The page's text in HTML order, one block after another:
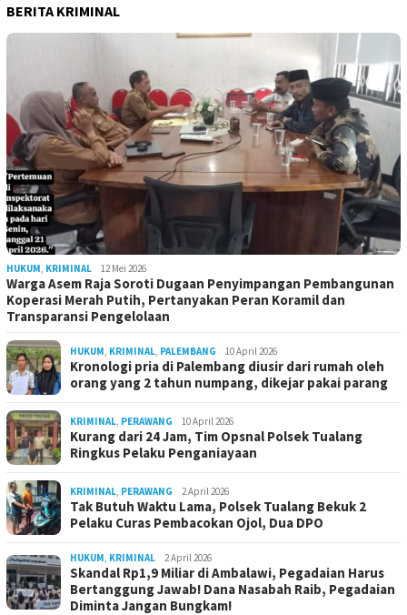
BERITA KRIMINAL
HUKUM, KRIMINAL 12 Mei 2026
Warga Asem Raja Soroti Dugaan Penyimpangan Pembangunan
Koperasi Merah Putih, Pertanyakan Peran Koramil dan
Transparansi Pengelolaan
HUKUM, KRIMINAL, PALEMBANG 10 April 2026
Kronologi pria di Palembang diusir dari rumah oleh
orang yang 2 tahun numpang, dikejar pakai parang
KRIMINAL, PERAWANG 10 April 2026
Kurang dari 24 Jam, Tim Opsnal Polsek Tualang
Ringkus Pelaku Penganiayaan
KRIMINAL, PERAWANG 2 April 2026
Tak Butuh Waktu Lama, Polsek Tualang Bekuk 2
Pelaku Curas Pembacokan Ojol, Dua DPO
HUKUM, KRIMINAL 2 April 2026
Skandal Rp1,9 Miliar di Ambalawi, Pegadaian Harus
Bertanggung Jawab! Dana Nasabah Raib, Pegadaian
Diminta Jangan Bungkam!